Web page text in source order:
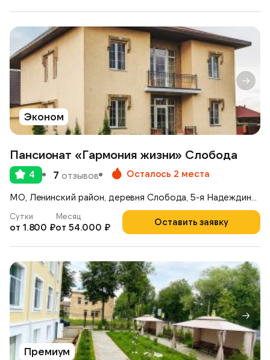
Эконом
Пансионат «Гармония жизни» Слобода
4 7 отзывов Осталось 2 места
Оставить заявку
Сутки
от 1.800 ₽
Месяц
от 54.000 ₽
Премиум